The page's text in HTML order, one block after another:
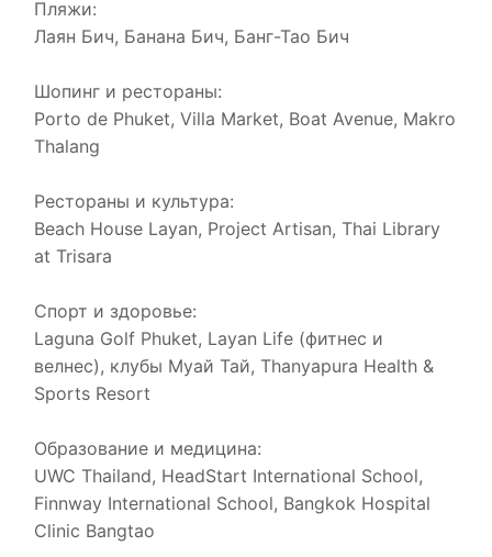
Пляжи:
Лаян Бич, Банана Бич, Банг-Тао Бич
Шопинг и рестораны:
Porto de Phuket, Villa Market, Boat Avenue, Makro
Thalang
Рестораны и культура:
Beach House Layan, Project Artisan, Thai Library
at Trisara
Спорт и здоровье:
Laguna Golf Phuket, Layan Life (фитнес и
велнес), клубы Муай Тай, Thanyapura Health &
Sports Resort
Образование и медицина:
UWC Thailand, HeadStart International School,
Finnway International School, Bangkok Hospital
Clinic Bangtao